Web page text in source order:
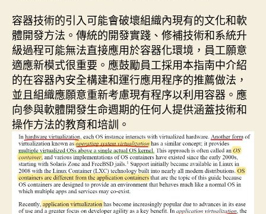
容器技術的引入可能會破壞組織內現有的文化和軟
體開發方法。傳統的開發實踐、修補技術和系統升
級過程可能無法直接應用於容器化環境，員工願意
適應新模式很重要。應鼓勵員工採用本指南中介紹
的在容器內安全構建和運行應用程序的推薦做法，
並且組織應願意重新考慮現有程序以利用容器。應
向參與軟體開發生命週期的任何人提供涵蓋技術和
操作方法的教育和培訓。